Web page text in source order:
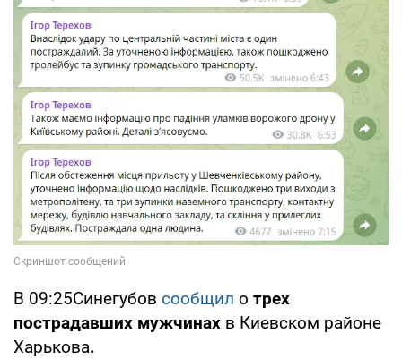
В 09:25Синегубов сообщил о трех
пострадавших мужчинах в Киевском районе
Харькова.